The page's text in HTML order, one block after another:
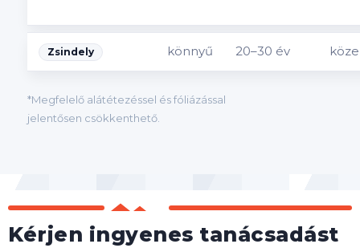
Zsindely könnyű 20–30 év
*Megfelelő alátétezéssel és fóliázással
jelentősen csökkenthető.
Kérjen ingyenes tanácsadást